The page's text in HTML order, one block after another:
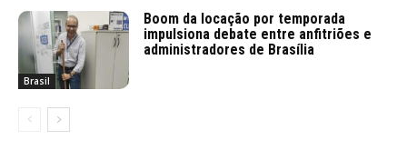
Brasil
Boom da locação por temporada
impulsiona debate entre anfitriões e
administradores de Brasília